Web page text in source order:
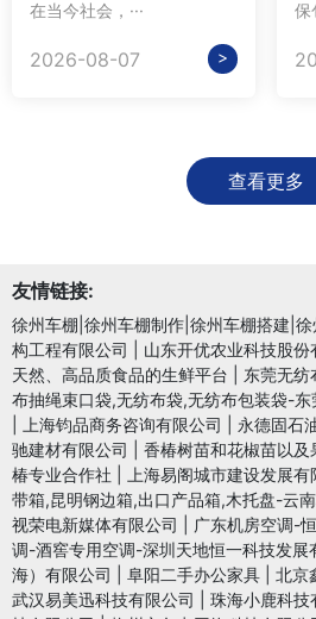
在当今社会，···
2026-08-07 >
保
查看更多
友情链接:
徐州车棚|徐州车棚制作|徐州车棚搭建|
构工程有限公司
山东开优农业科技股份
天然、高品质食品的生鲜平台
东莞无纺
布抽绳束口袋,无纺布袋,无纺布包装袋-
上海钧品商务咨询有限公司 永德固石
驰建材有限公司
香椿树苗和花椒苗以
椿专业合作社
上海易阁城市建设发展有
带箱,昆明钢边箱,出口产品箱,木托盘-云
视荣电新媒体有限公司
广东机房空调-
调-酒窖专用空调-深圳天地恒一科技发展
海）有限公司
阜阳二手办公家具 北京
武汉易美迅科技有限公司
珠海小鹿科技